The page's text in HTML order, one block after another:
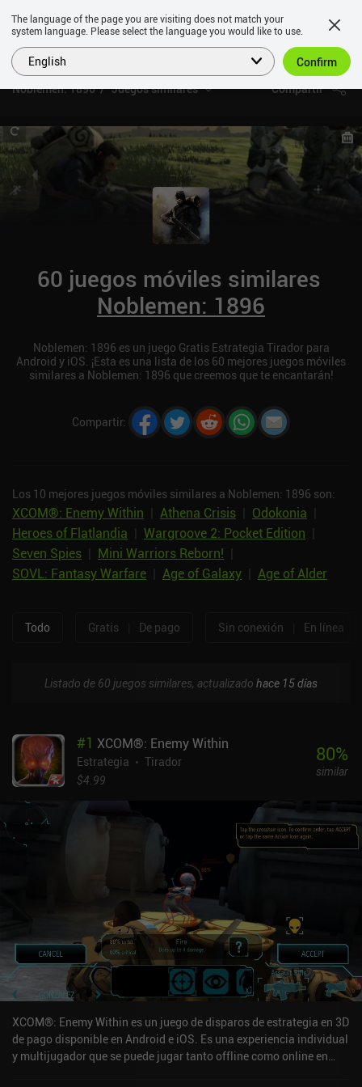
Noblemen: 1896 Juegos similares Compartir
60 juegos móviles similares
Noblemen: 1896
Noblemen: 1896 es un juego Gratis Estrategia Tirador para
Android y iOS. ¡Esta es una lista de los 60 mejores juegos móviles
similares a Noblemen: 1896 que creemos que te encantarán!
Compartir:
Los 10 mejores juegos móviles similares a Noblemen: 1896 son:
XCOM®: Enemy Within Athena Crisis Odokonia
Heroes of Flatlandia
Wargroove 2: Pocket Edition
Seven Spies
Mini Warriors Reborn!
SOVL: Fantasy Warfare
Age of Galaxy Age of Alder
Todo Gratis De pago Sin conexión En línea
Listado de 60 juegos similares, actualizado hace 15 días
#1 XCOM®: Enemy Within
Estrategia
Tirador
$4.99
80%
similar
XCOM®: Enemy Within es un juego de disparos de estrategia en 3D
de pago disponible en Android e iOS. Es una experiencia individual
y multijugador que se puede jugar tanto offline como online en
The language of the page you are visiting does not match your
system language. Please select the language you would like to use.
English Confirm